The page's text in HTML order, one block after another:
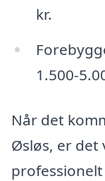
kr.
1.500-
Når det
Øsløs, er